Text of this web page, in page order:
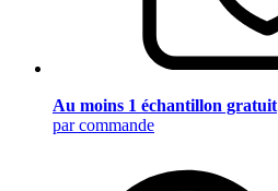
Au moins 1 échantillon gratuit
par commande